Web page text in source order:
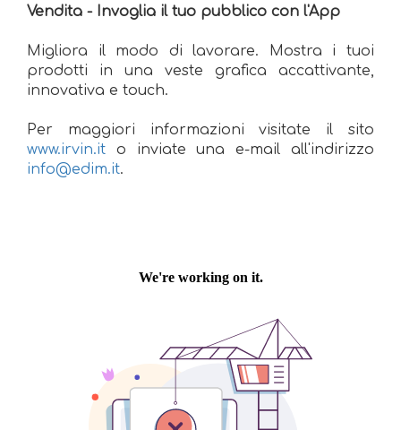
Vendita - Invoglia il tuo pubblico con l'App
Migliora il modo di lavorare. Mostra i tuoi
prodotti in una veste grafica accattivante,
innovativa e touch.
Per maggiori informazioni visitate il sito
www.irvin.it o inviate una e-mail all'indirizzo
info@edim.it.